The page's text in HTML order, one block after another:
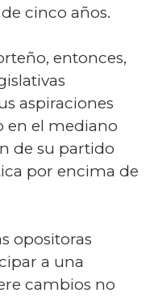
cinco años.
entonces,
aspiraciones
en el mediano
de su partido
por encima de
opositoras
a una
cambios no